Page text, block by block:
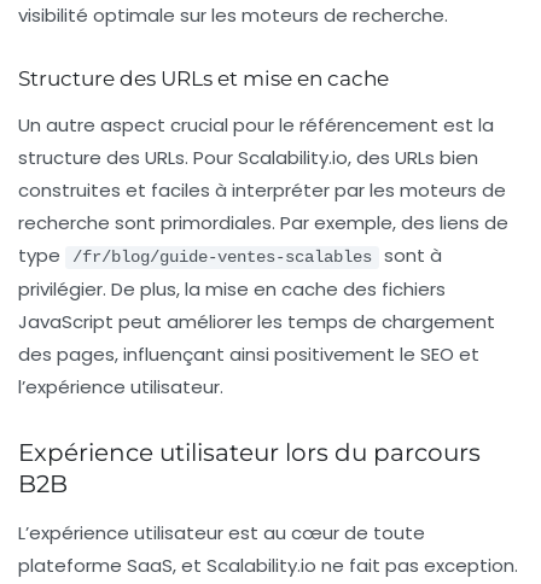
visibilité optimale sur les moteurs de recherche.
Structure des URLs et mise en cache
Un autre aspect crucial pour le référencement est la
structure des URLs. Pour Scalability.io, des URLs bien
construites et faciles à interpréter par les moteurs de
recherche sont primordiales. Par exemple, des liens de
type
/fr/blog/guide-ventes-scalables
sont à
privilégier. De plus, la mise en cache des fichiers
JavaScript peut améliorer les temps de chargement
des pages, influençant ainsi positivement le SEO et
l’expérience utilisateur.
Expérience utilisateur lors du parcours
B2B
L’expérience utilisateur est au cœur de toute
plateforme SaaS, et Scalability.io ne fait pas exception.